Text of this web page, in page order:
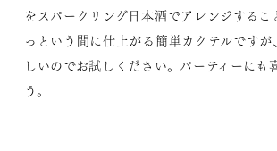
をスパークリング日本酒でアレンジするこ
っという間に仕上がる簡単カクテルです
しいのでお試しください。パーティーにも
う。